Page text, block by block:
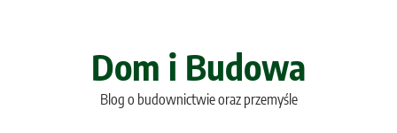
Dom i Budowa
Blog o budownictwie oraz przemyśle